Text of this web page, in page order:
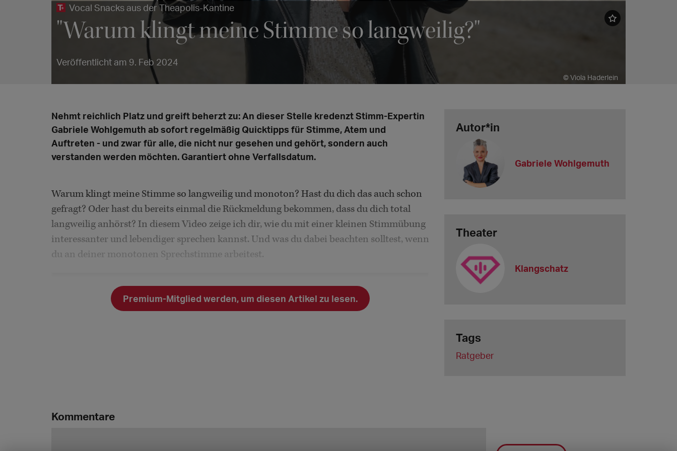
Vocal Snacks aus der Theapolis-Kantine
"Warum klingt meine Stimme so langweilig?"
Veröffentlicht am 9. Feb 2024
© Viola Haderlein
Nehmt reichlich Platz und greift beherzt zu: An dieser Stelle kredenzt Stimm-Expertin
Gabriele Wohlgemuth ab sofort regelmäßig Quicktipps für Stimme, Atem und
Auftreten - und zwar für alle, die nicht nur gesehen und gehört, sondern auch
verstanden werden möchten. Garantiert ohne Verfallsdatum.
Warum klingt meine Stimme so langweilig und monoton? Hast du dich das auch schon
gefragt? Oder hast du bereits einmal die Rückmeldung bekommen, dass du dich total
langweilig anhörst? In diesem Video zeige ich dir, wie du mit einer kleinen Stimmübung
interessanter und lebendiger sprechen kannst. Und was du dabei beachten solltest, wenn
du an deiner monotonen Sprechstimme arbeitest.
Premium-Mitglied werden, um diesen Artikel zu lesen.
Autor*in
Gabriele Wohlgemuth
Theater
Klangschatz
Tags
Ratgeber
Kommentare